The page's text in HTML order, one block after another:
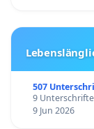
LU zurück an
22.5.25
Leserbrief
507
9
9 Jun 2026